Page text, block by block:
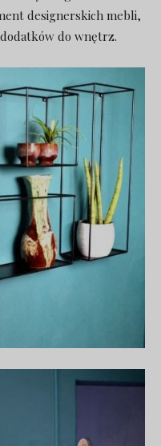
designerskich mebli,
do wnętrz.